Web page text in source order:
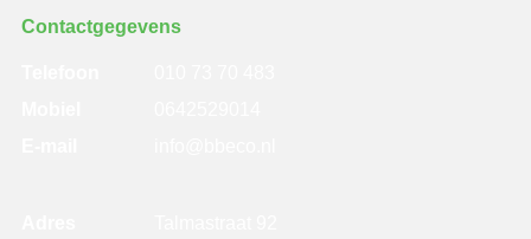
Contactgegevens